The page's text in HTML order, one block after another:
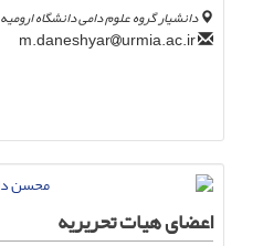
دانشیار گروه علوم دامی دانشگاه ارومیه
urmia.ac.ir
اعضای هیات تحریریه